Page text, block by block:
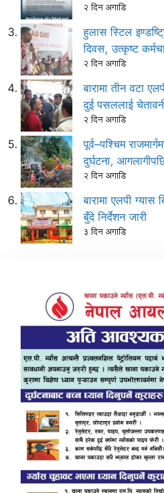
२ दिन अगाडि
हुलास स्टिल
दिवस, उत्कृष्ट
२ दिन अगाडि
बारामा तीन वटा
दुई पसललाई
२ दिन अगाडि
पूर्व–पश्चिम
दुर्घटना,
२ दिन अगाडि
बारामा एलपी
बुँदे निर्देशन जारी
३ दिन अगाडि